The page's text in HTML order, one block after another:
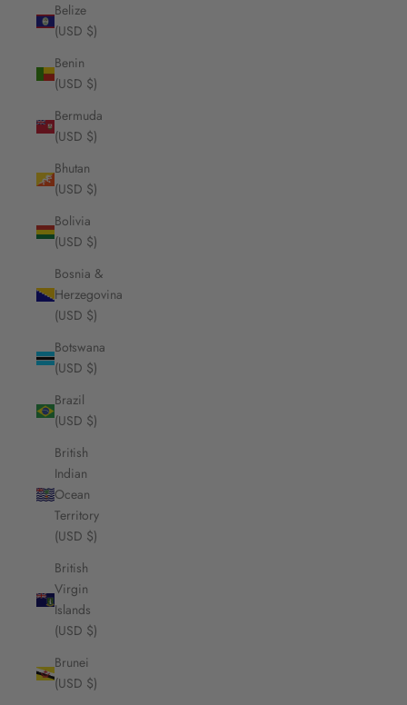
Belize
(USD $)
Benin
(USD $)
Bermuda
(USD $)
Bhutan
(USD $)
Bolivia
(USD $)
Bosnia &
Herzegovina
(USD $)
Botswana
(USD $)
Brazil
(USD $)
British
Indian
Ocean
Territory
(USD $)
British
Virgin
Islands
(USD $)
Brunei
(USD $)